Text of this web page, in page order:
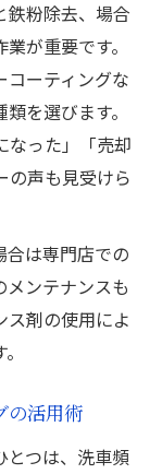
鉄粉除去、場合
が重要です。
コーティングな
を選びます。
なった」「売却
の声も見受けら
合は専門店での
ンテナンスも
ス剤の使用によ
の活用術
とつは、洗車頻